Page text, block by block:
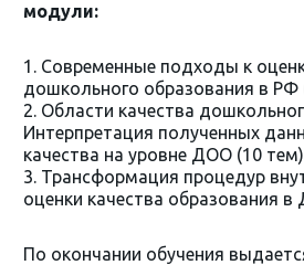
модули:
1. Современные подходы к
дошкольного образования в РФ
2. Области качества
Интерпретация полученных
качества на уровне ДОО (10
3. Трансформация процедур
оценки качества образования
По окончании обучения